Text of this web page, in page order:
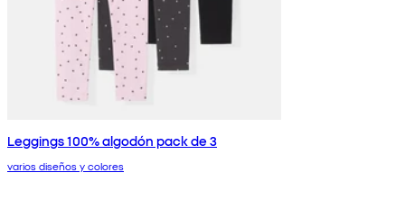
Leggings 100% algodón pack de 3
varios diseños y colores